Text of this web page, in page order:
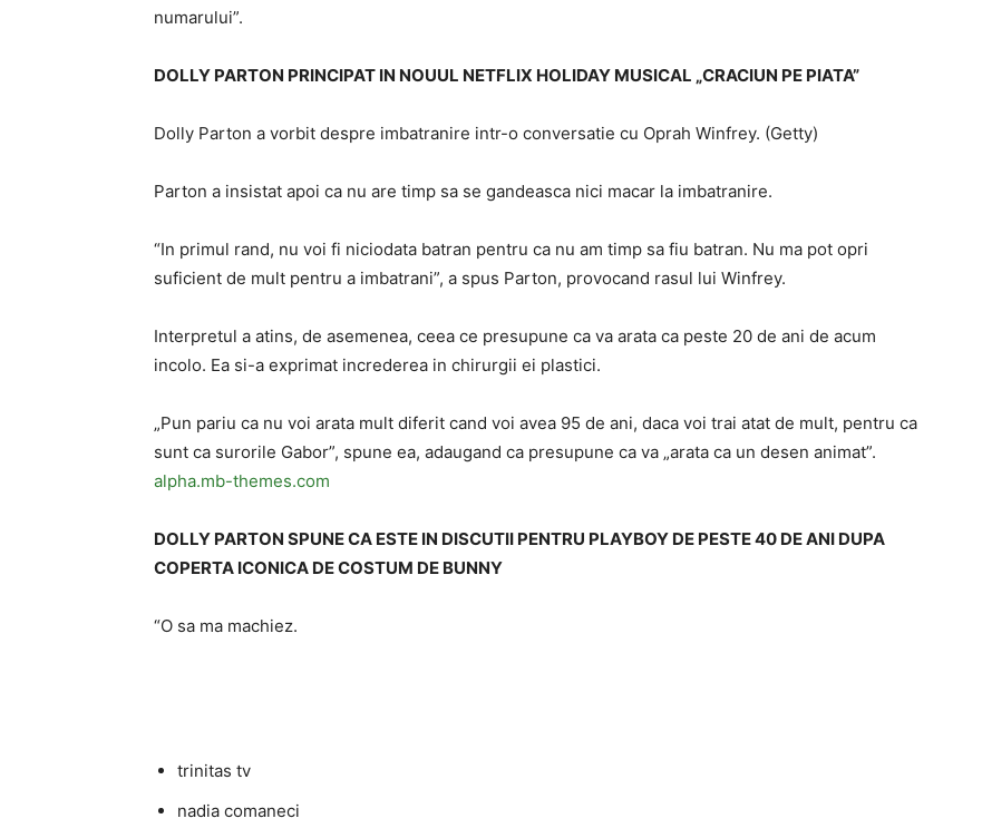
numarului”.
DOLLY PARTON PRINCIPAT IN NOUUL NETFLIX HOLIDAY MUSICAL „CRACIUN PE PIATA”
Dolly Parton a vorbit despre imbatranire intr-o conversatie cu Oprah Winfrey. (Getty)
Parton a insistat apoi ca nu are timp sa se gandeasca nici macar la imbatranire.
“In primul rand, nu voi fi niciodata batran pentru ca nu am timp sa fiu batran. Nu ma pot opri
suficient de mult pentru a imbatrani”, a spus Parton, provocand rasul lui Winfrey.
Interpretul a atins, de asemenea, ceea ce presupune ca va arata ca peste 20 de ani de acum
incolo. Ea si-a exprimat increderea in chirurgii ei plastici.
„Pun pariu ca nu voi arata mult diferit cand voi avea 95 de ani, daca voi trai atat de mult, pentru ca
sunt ca surorile Gabor”, spune ea, adaugand ca presupune ca va „arata ca un desen animat”.
alpha.mb-themes.com
DOLLY PARTON SPUNE CA ESTE IN DISCUTII PENTRU PLAYBOY DE PESTE 40 DE ANI DUPA
COPERTA ICONICA DE COSTUM DE BUNNY
“O sa ma machiez.
trinitas tv
nadia comaneci